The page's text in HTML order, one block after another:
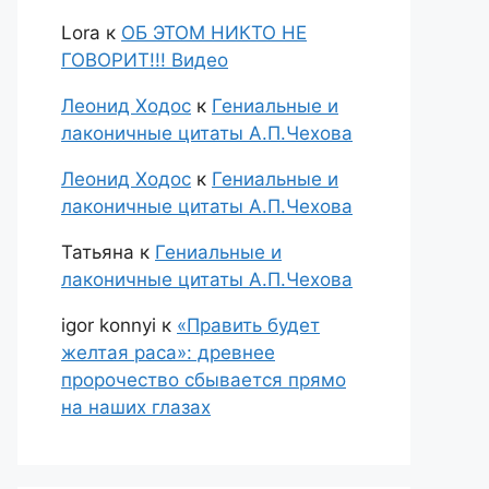
Lora к ОБ ЭТОМ НИКТО НЕ
ГОВОРИТ!!! Видео
Леонид Ходос к Гениальные и
лаконичные цитаты А.П.Чехова
Леонид Ходос к Гениальные и
лаконичные цитаты А.П.Чехова
Татьяна к Гениальные и
лаконичные цитаты А.П.Чехова
igor konnyi к «Править будет
желтая раса»: древнее
пророчество сбывается прямо
на наших глазах